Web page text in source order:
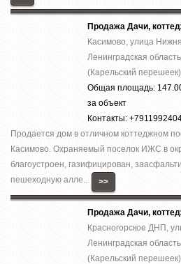
Продажа Дачи,
Касимово, улица
Ленинградская
(Карельский
Общая площадь:
за объект
Контакты:
Продается дом в отличном коттеджном
Касимово. Охраняемый поселок ИЖС в
благоустроен, газифицирован,
пешеходную алле...
>>
Продажа Дачи,
Красногорское ДНП,
Ленинградская
(Карельский